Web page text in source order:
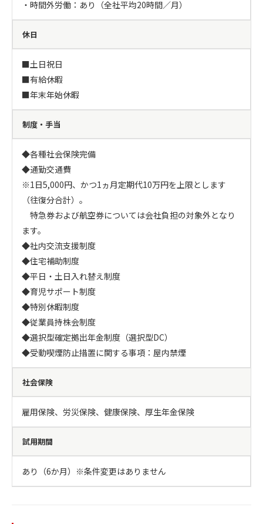
・時間外労働：あり（全社平均20時間／月）
休日
■土日祝日
■有給休暇
■年末年始休暇
制度・手当
◆各種社会保険完備
◆通勤交通費
※1日5,000円、かつ1ヵ月定期代10万円を上限とします
（往復分合計）。
特急券および航空券については会社負担の対象外となり
ます。
◆社内交流支援制度
◆住宅補助制度
◆平日・土日入れ替え制度
◆育児サポート制度
◆特別休暇制度
◆従業員持株会制度
◆選択型確定拠出年金制度（選択型DC）
◆受動喫煙防止措置に関する事項：屋内禁煙
社会保険
雇用保険、労災保険、健康保険、厚生年金保険
試用期間
あり（6か月）※条件変更はありません